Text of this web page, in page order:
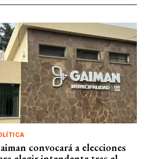
convocará a elecciones